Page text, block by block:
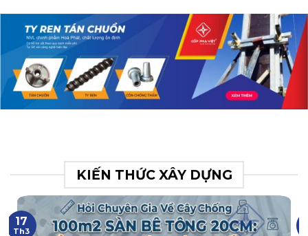
KIẾN THỨC XÂY DỰNG
17
Th3